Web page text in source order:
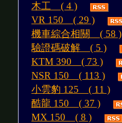
木工 ( 4 )
VR 150 ( 29 )
機車綜合相關 ( 58 )
驗證碼破解 ( 5 )
KTM 390 ( 73 )
NSR 150 ( 113 )
小雲豹 125 ( 11 )
酷龍 150 ( 37 )
MX 150 ( 8 )